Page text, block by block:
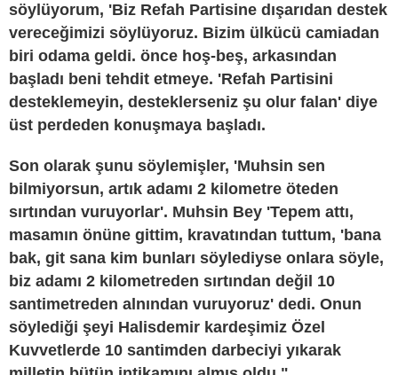
söylüyorum, 'Biz Refah Partisine dışarıdan destek
vereceğimizi söylüyoruz. Bizim ülkücü camiadan
biri odama geldi. önce hoş-beş, arkasından
başladı beni tehdit etmeye. 'Refah Partisini
desteklemeyin, desteklerseniz şu olur falan' diye
üst perdeden konuşmaya başladı.
Son olarak şunu söylemişler, 'Muhsin sen
bilmiyorsun, artık adamı 2 kilometre öteden
sırtından vuruyorlar'. Muhsin Bey 'Tepem attı,
masamın önüne gittim, kravatından tuttum, 'bana
bak, git sana kim bunları söylediyse onlara söyle,
biz adamı 2 kilometreden sırtından değil 10
santimetreden alnından vuruyoruz' dedi. Onun
söylediği şeyi Halisdemir kardeşimiz Özel
Kuvvetlerde 10 santimden darbeciyi yıkarak